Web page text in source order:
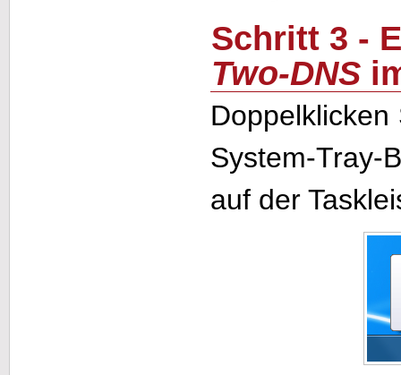
Schritt 3 -
Two-DNS
System-Tray-
auf der